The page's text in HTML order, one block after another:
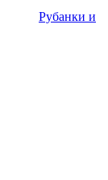
Рубанки и